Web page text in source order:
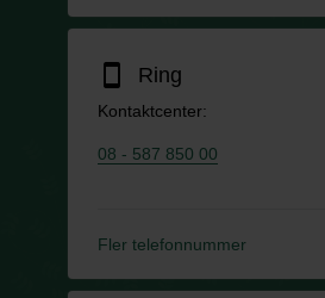
smartphone Ring
Kontaktcenter:
08 - 587 850 00
Fler telefonnummer